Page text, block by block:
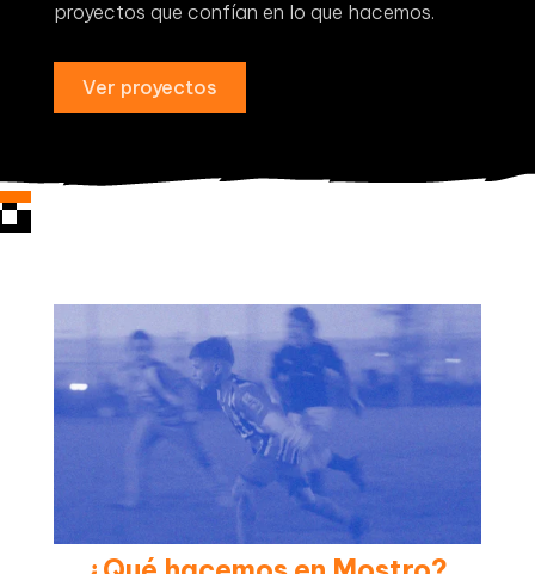
proyectos que confían en lo que hacemos.
Ver proyectos